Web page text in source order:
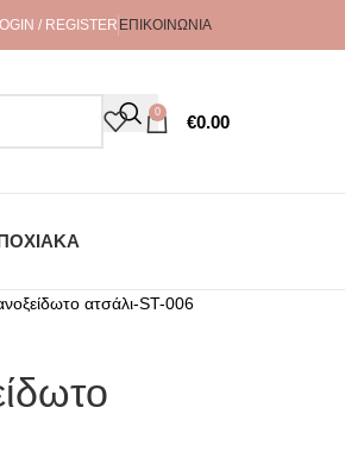
/ REGISTER ΕΠΙΚΟΙΝΩΝΊΑ
0 €0.00
ατσάλι-ST-006